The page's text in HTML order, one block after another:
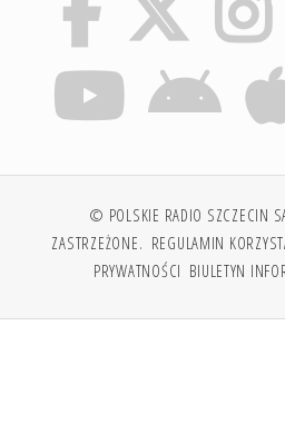
© POLSKIE RADIO SZCZECIN
ZASTRZEŻONE. REGULAMIN
PRYWATNOŚCI BIULETYN